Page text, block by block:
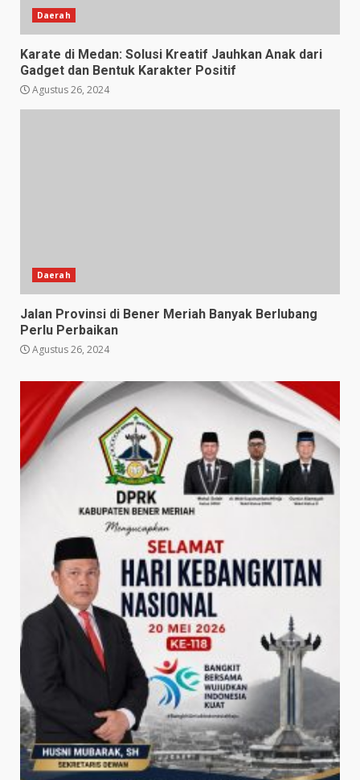
Daerah
Karate di Medan: Solusi Kreatif Jauhkan Anak dari
Gadget dan Bentuk Karakter Positif
Agustus 26, 2024
Daerah
Jalan Provinsi di Bener Meriah Banyak Berlubang
Perlu Perbaikan
Agustus 26, 2024